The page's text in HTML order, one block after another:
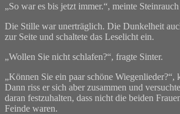
„So war es bis jetzt immer.“, meinte
Die Stille war unerträglich. Die Dunkelheit
zur Seite und schaltete das Leselicht ein.
„Wollen Sie nicht schlafen?“, fragte Sinter.
„Können Sie ein paar schöne Wiegenlieder?“,
Dann riss er sich aber zusammen und
daran festzuhalten, dass nicht die beiden
Feinde waren.